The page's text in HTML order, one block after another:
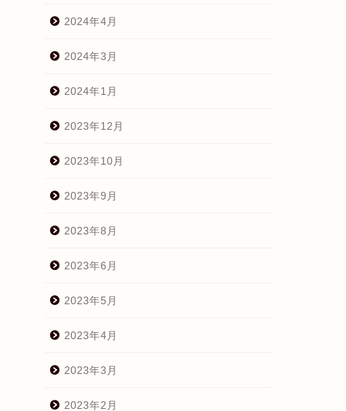
2024年4月
2024年3月
2024年1月
2023年12月
2023年10月
2023年9月
2023年8月
2023年6月
2023年5月
2023年4月
2023年3月
2023年2月